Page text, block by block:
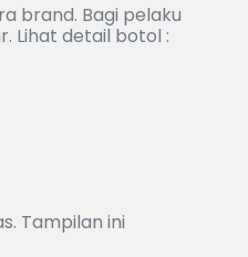
brand. Bagi pelaku
Lihat detail botol :
Tampilan ini